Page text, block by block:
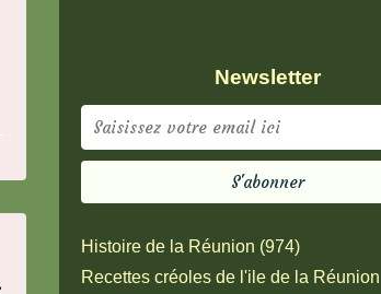
Newsletter
Histoire de la Réunion (974)
Recettes créoles de l'ile de la Réunion